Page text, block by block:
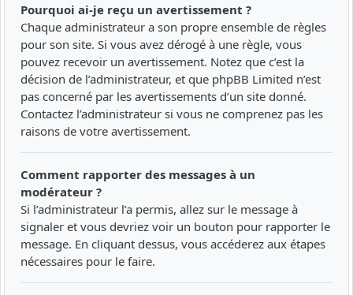
Pourquoi ai-je reçu un avertissement ?
Chaque administrateur a son propre ensemble de règles
pour son site. Si vous avez dérogé à une règle, vous
pouvez recevoir un avertissement. Notez que c’est la
décision de l’administrateur, et que phpBB Limited n’est
pas concerné par les avertissements d’un site donné.
Contactez l’administrateur si vous ne comprenez pas les
raisons de votre avertissement.
Comment rapporter des messages à un
modérateur ?
Si l’administrateur l’a permis, allez sur le message à
signaler et vous devriez voir un bouton pour rapporter le
message. En cliquant dessus, vous accéderez aux étapes
nécessaires pour le faire.